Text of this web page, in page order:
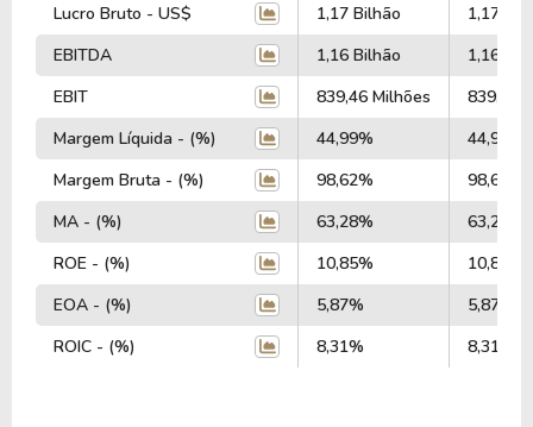
Lucro Bruto - US$
1,17 Bilhão
1,17
EBITDA
1,16 Bilhão
1,16
EBIT
839,46 Milhões
839,46
Margem Líquida - (%)
44,99%
44,99%
Margem Bruta - (%)
98,62%
98,62%
MA - (%)
63,28%
63,28%
ROE - (%)
10,85%
10,85%
EOA - (%)
5,87%
5,87%
ROIC - (%)
8,31% 8,31%